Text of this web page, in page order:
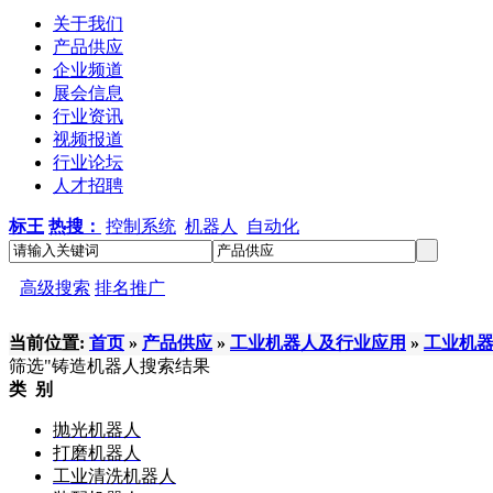
关于我们
产品供应
企业频道
展会信息
行业资讯
视频报道
行业论坛
人才招聘
标王 热搜： 控制系统 机器人 自动化
高级搜索 排名推广
当前位置: 首页 » 产品供应 » 工业机器人及行业应用 » 工业机
筛选"铸造机器人 搜索结果
类 别
抛光机器人
打磨机器人
工业清洗机器人